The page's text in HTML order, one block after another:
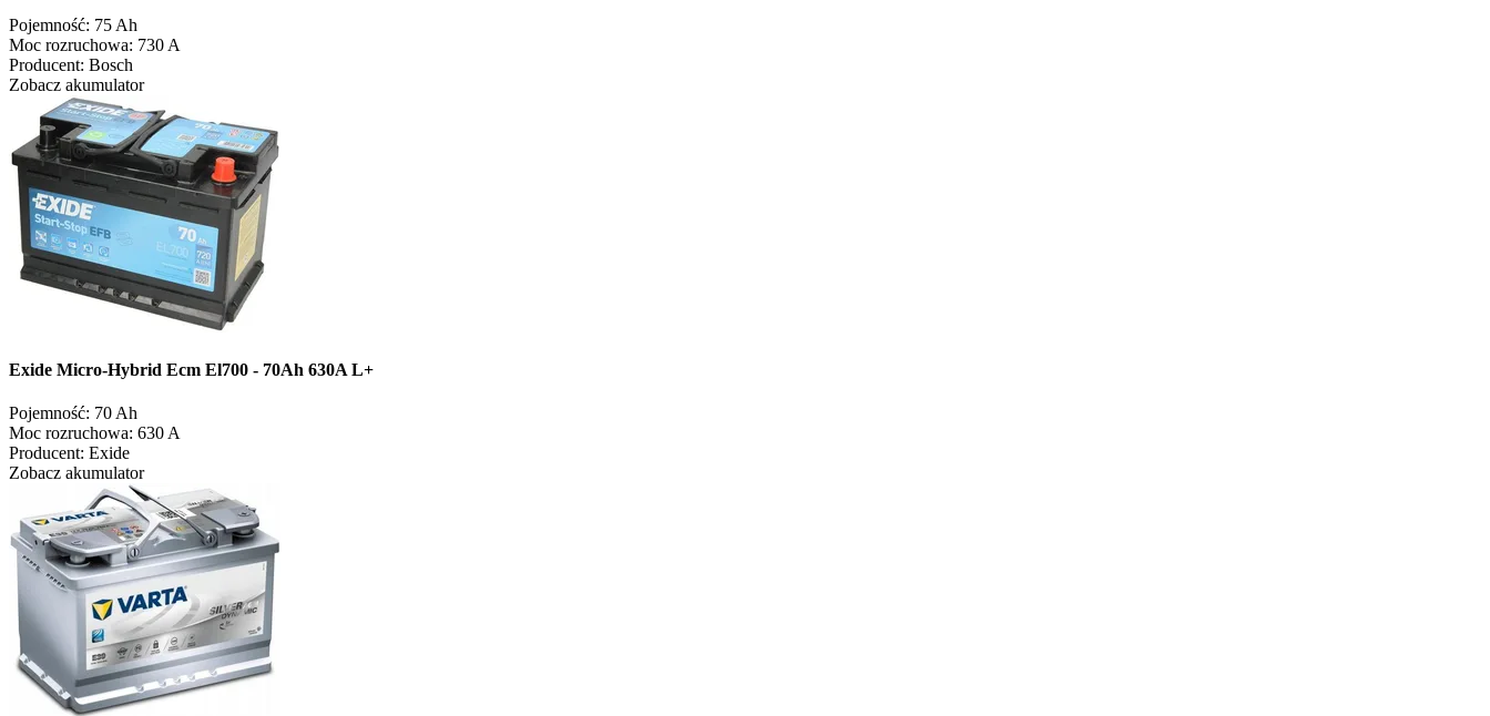
Pojemność: 75 Ah
Moc rozruchowa: 730 A
Producent: Bosch
Zobacz akumulator
Exide Micro-Hybrid Ecm El700 - 70Ah 630A L+
Pojemność: 70 Ah
Moc rozruchowa: 630 A
Producent: Exide
Zobacz akumulator